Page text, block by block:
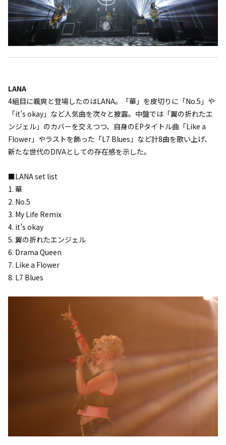
LANA
4組目に颯爽と登場したのはLANA。「華」を皮切りに「No.5」や
「it’s okay」など人気曲を次々と披露。中盤では「翼の折れたエ
ンジェル」のカバーを交えつつ、自身のEPタイトル曲「Like a
Flower」やラストを飾った「L7 Blues」など計8曲を歌い上げ、
新たな世代のDIVAとしての存在感を示した。
■LANA set list
1. 華
2. No.5
3. My Life Remix
4. it’s okay
5. 翼の折れたエンジェル
6. Drama Queen
7. Like a Flower
8. L7 Blues